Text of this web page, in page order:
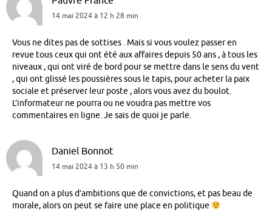
14 mai 2024 à 12 h 28 min
Vous ne dites pas de sottises . Mais si vous voulez passer en
revue tous ceux qui ont été aux affaires depuis 50 ans , à tous les
niveaux , qui ont viré de bord pour se mettre dans le sens du vent
, qui ont glissé les poussières sous le tapis, pour acheter la paix
sociale et préserver leur poste , alors vous avez du boulot.
L’informateur ne pourra ou ne voudra pas mettre vos
commentaires en ligne. Je sais de quoi je parle.
Daniel Bonnot
14 mai 2024 à 13 h 50 min
Quand on a plus d’ambitions que de convictions, et pas beau de
morale, alors on peut se faire une place en politique